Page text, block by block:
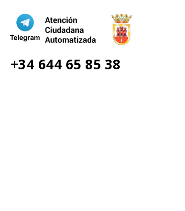
+34 644 65 85 38